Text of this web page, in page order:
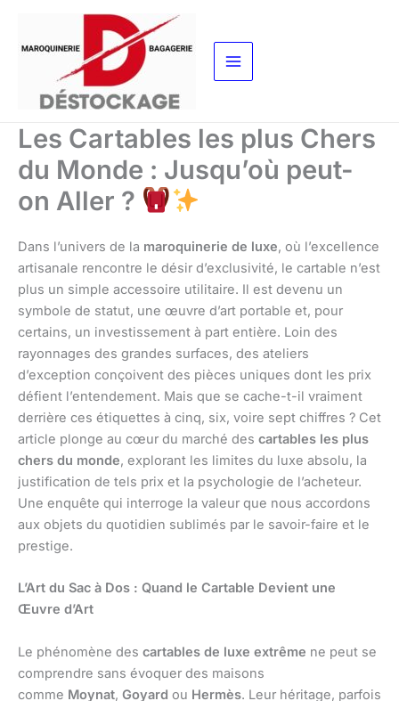
contenu
Les Cartables les plus Chers
du Monde : Jusqu’où peut-
on Aller ?
Dans l’univers de la maroquinerie de luxe, où l’excellence
artisanale rencontre le désir d’exclusivité, le cartable n’est
plus un simple accessoire utilitaire. Il est devenu un
symbole de statut, une œuvre d’art portable et, pour
certains, un investissement à part entière. Loin des
rayonnages des grandes surfaces, des ateliers
d’exception conçoivent des pièces uniques dont les prix
défient l’entendement. Mais que se cache-t-il vraiment
derrière ces étiquettes à cinq, six, voire sept chiffres ? Cet
article plonge au cœur du marché des cartables les plus
chers du monde, explorant les limites du luxe absolu, la
justification de tels prix et la psychologie de l’acheteur.
Une enquête qui interroge la valeur que nous accordons
aux objets du quotidien sublimés par le savoir-faire et le
prestige.
L’Art du Sac à Dos : Quand le Cartable Devient une
Œuvre d’Art
Le phénomène des cartables de luxe extrême ne peut se
comprendre sans évoquer des maisons
comme Moynat, Goyard ou Hermès. Leur héritage, parfois